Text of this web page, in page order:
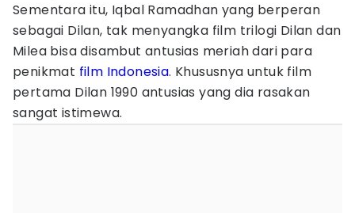
Sementara itu, Iqbal Ramadhan yang berperan
sebagai Dilan, tak menyangka film trilogi Dilan dan
Milea bisa disambut antusias meriah dari para
penikmat film Indonesia. Khususnya untuk film
pertama Dilan 1990 antusias yang dia rasakan
sangat istimewa.